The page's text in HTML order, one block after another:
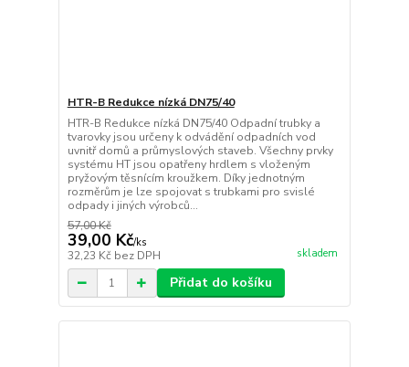
HTR-B Redukce nízká DN75/40
HTR-B Redukce nízká DN75/40 Odpadní trubky a
tvarovky jsou určeny k odvádění odpadních vod
uvnitř domů a průmyslových staveb. Všechny prvky
systému HT jsou opatřeny hrdlem s vloženým
pryžovým těsnícím kroužkem. Díky jednotným
rozměrům je lze spojovat s trubkami pro svislé
odpady i jiných výrobců...
57,00 Kč
39,00 Kč/ks
32,23 Kč bez DPH skladem
Přidat do košíku